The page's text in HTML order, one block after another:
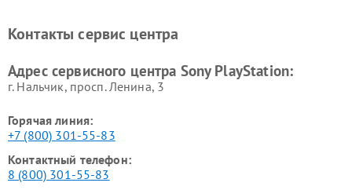
Контакты сервис центра
Адрес сервисного центра Sony PlayStation:
г. Нальчик, просп. Ленина, 3
Горячая линия:
+7 (800) 301-55-83
Контактный телефон:
8 (800) 301-55-83